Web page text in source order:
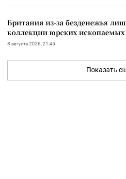
Британия из-за безденежья
коллекции юрских ископаемых
8 августа 2026, 21:45
Показать